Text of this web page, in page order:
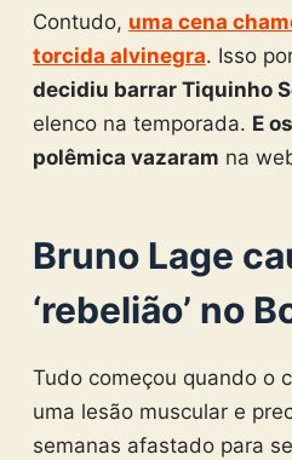
Contudo, uma cena
torcida alvinegra. Isso
decidiu barrar Tiquinho
elenco na temporada. E
polêmica vazaram na
Bruno Lage
‘rebelião’ no
Tudo começou quando o
uma lesão muscular e
semanas afastado para